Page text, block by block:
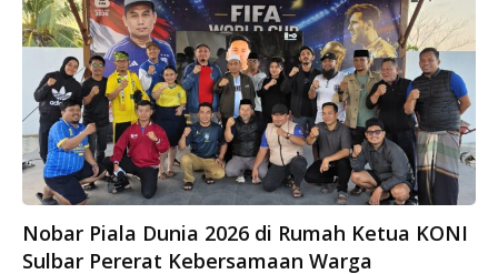
Nobar Piala Dunia 2026 di Rumah Ketua KONI
Sulbar Pererat Kebersamaan Warga